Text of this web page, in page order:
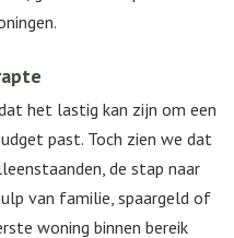
het lastig kan zijn om een
past. Toch zien we dat
de stap naar
van familie, spaargeld of
woning binnen bereik